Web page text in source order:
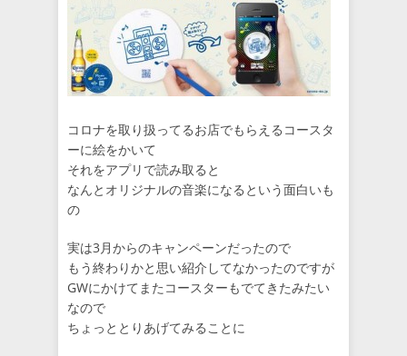
コロナを取り扱ってるお店でもらえるコースタ
ーに絵をかいて
それをアプリで読み取ると
なんとオリジナルの音楽になるという面白いも
の
実は3月からのキャンペーンだったので
もう終わりかと思い紹介してなかったのですが
GWにかけてまたコースターもでてきたみたい
なので
ちょっととりあげてみることに